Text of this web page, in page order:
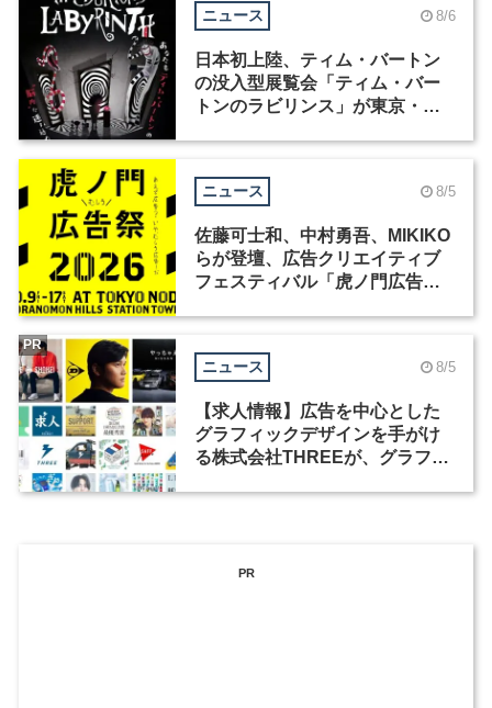
ニュース 8/6
日本初上陸、ティム・バートン
の没入型展覧会「ティム・バー
トンのラビリンス」が東京・豊
ニュース 8/5
佐藤可士和、中村勇吾、MIKIKO
らが登壇、広告クリエイティブ
フェスティバル「虎ノ門広告
ニュース 8/5
【求人情報】広告を中心とした
グラフィックデザインを手がけ
る株式会社THREEが、グラフィ
PR
PR